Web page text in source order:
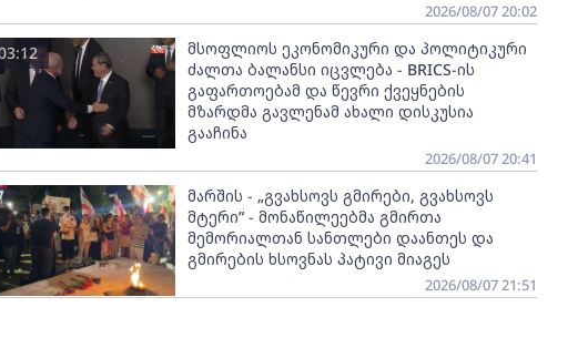
2026/08/07 20:02
მსოფლიოს ეკონომიკური და პოლიტიკური
ძალთა ბალანსი იცვლება - BRICS-ის
გაფართოებამ და წევრი ქვეყნების
მზარდმა გავლენამ ახალი დისკუსია
გააჩინა
2026/08/07 20:41
მარშის - „გვახსოვს გმირები, გვახსოვს
მტერი” - მონაწილეებმა გმირთა
მემორიალთან სანთლები დაანთეს და
გმირების ხსოვნას პატივი მიაგეს
2026/08/07 21:51